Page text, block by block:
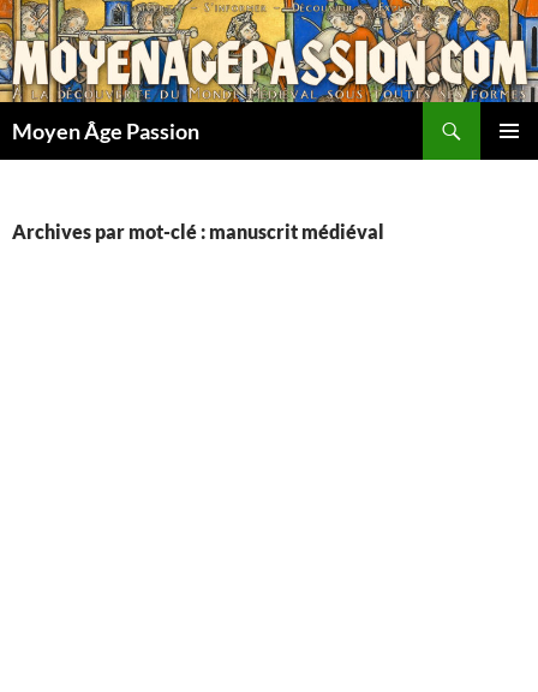
Aller
au
contenu
Moyen Âge Passion
Archives par mot-clé : manuscrit médiéval